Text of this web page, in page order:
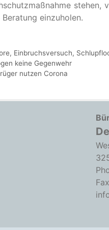
einzuholen.
, Einbruchsversuch,
keine Gegenwehr
nutzen Corona